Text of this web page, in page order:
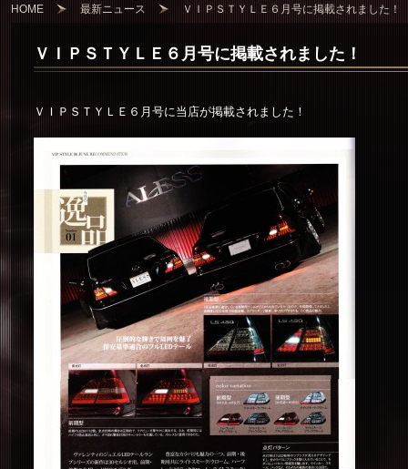
HOME 最新ニュース ＶＩＰＳＴＹＬＥ６月号に掲載されました！
ＶＩＰＳＴＹＬＥ６月号に掲載されました！
ＶＩＰＳＴＹＬＥ６月号に当店が掲載されました！